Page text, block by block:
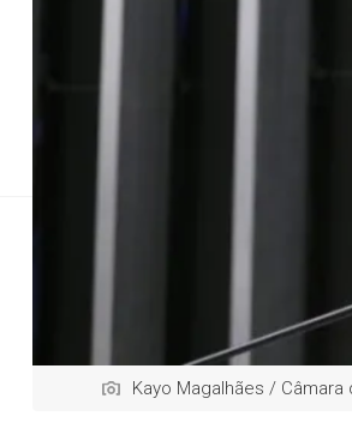
Kayo Magalhães /